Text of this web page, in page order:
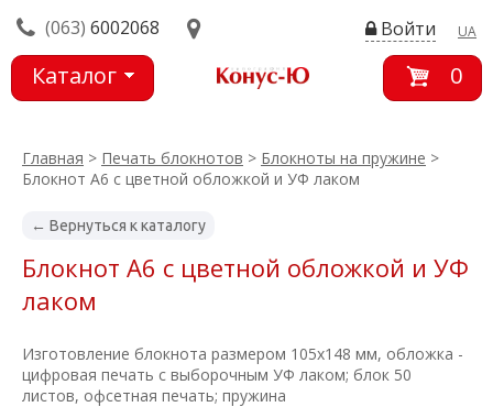
(063) 6002068 UA
Войти
Каталог
0
Главная > Печать блокнотов > Блокноты на пружине >
Блокнот А6 с цветной обложкой и УФ лаком
← Вернуться к каталогу
Блокнот А6 с цветной обложкой и УФ
лаком
Изготовление блокнота размером 105х148 мм, обложка -
цифровая печать с выборочным УФ лаком; блок 50
листов, офсетная печать; пружина